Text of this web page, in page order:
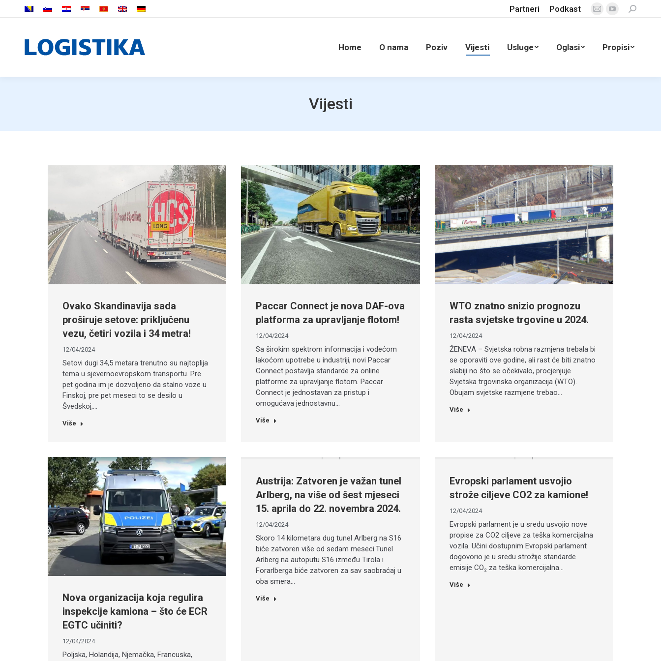
Partneri Podkast
Mail
window
YouTube
in
window
Search:
Home O nama Poziv Vijesti Usluge Oglasi Propisi
Vijesti
Ovako Skandinavija sada
proširuje setove: priključenu
vezu, četiri vozila i 34 metra!
12/04/2024
Setovi dugi 34,5 metara trenutno su najtoplija
tema u sjevernoevropskom transportu. Pre
pet godina im je dozvoljeno da stalno voze u
Finskoj, pre pet meseci to se desilo u
Švedskoj,…
Više
Paccar Connect je nova DAF-ova
platforma za upravljanje flotom!
12/04/2024
Sa širokim spektrom informacija i vodećom
lakoćom upotrebe u industriji, novi Paccar
Connect postavlja standarde za online
platforme za upravljanje flotom. Paccar
Connect je jednostavan za pristup i
omogućava jednostavnu…
Više
WTO znatno snizio prognozu
rasta svjetske trgovine u 2024.
12/04/2024
ŽENEVA – Svjetska robna razmjena trebala bi
se oporaviti ove godine, ali rast će biti znatno
slabiji no što se očekivalo, procjenjuje
Svjetska trgovinska organizacija (WTO).
Obujam svjetske razmjene trebao…
Više
Nova organizacija koja regulira
inspekcije kamiona – što će ECR
EGTC učiniti?
12/04/2024
Poljska, Holandija, Njemačka, Francuska,
Austrija: Zatvoren je važan tunel
Arlberg, na više od šest mjeseci
15. aprila do 22. novembra 2024.
12/04/2024
Skoro 14 kilometara dug tunel Arlberg na S16
biće zatvoren više od sedam meseci.Tunel
Arlberg na autoputu S16 između Tirola i
Forarlberga biće zatvoren za sav saobraćaj u
oba smera…
Više
Evropski parlament usvojio
strože ciljeve CO2 za kamione!
12/04/2024
Evropski parlament je u sredu usvojio nove
propise za CO2 ciljeve za teška komercijalna
vozila. Učini dostupnim Evropski parlament
dogovorio je u sredu strožije standarde
emisije CO₂ za teška komercijalna…
Više